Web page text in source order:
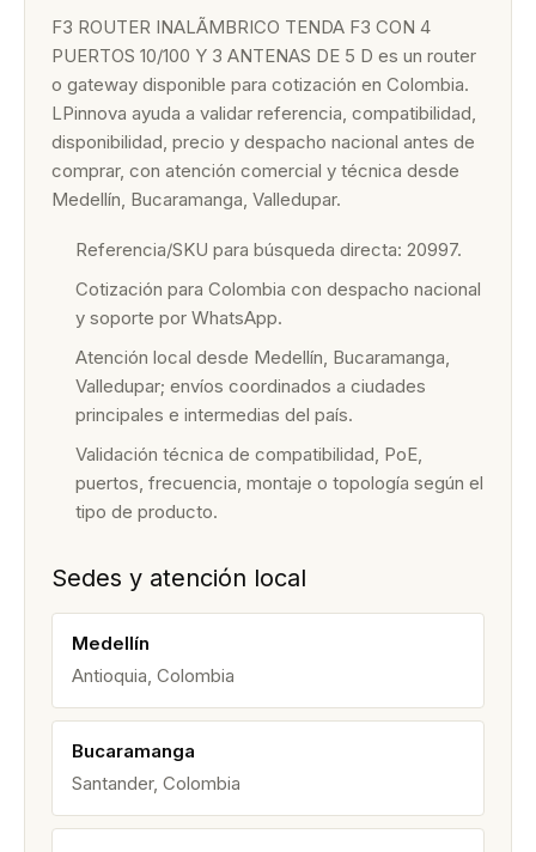
F3 ROUTER INALÃMBRICO TENDA F3 CON 4
PUERTOS 10/100 Y 3 ANTENAS DE 5 D es un router
o gateway disponible para cotización en Colombia.
LPinnova ayuda a validar referencia, compatibilidad,
disponibilidad, precio y despacho nacional antes de
comprar, con atención comercial y técnica desde
Medellín, Bucaramanga, Valledupar.
Referencia/SKU para búsqueda directa: 20997.
Cotización para Colombia con despacho nacional
y soporte por WhatsApp.
Atención local desde Medellín, Bucaramanga,
Valledupar; envíos coordinados a ciudades
principales e intermedias del país.
Validación técnica de compatibilidad, PoE,
puertos, frecuencia, montaje o topología según el
tipo de producto.
Sedes y atención local
Medellín
Antioquia, Colombia
Bucaramanga
Santander, Colombia